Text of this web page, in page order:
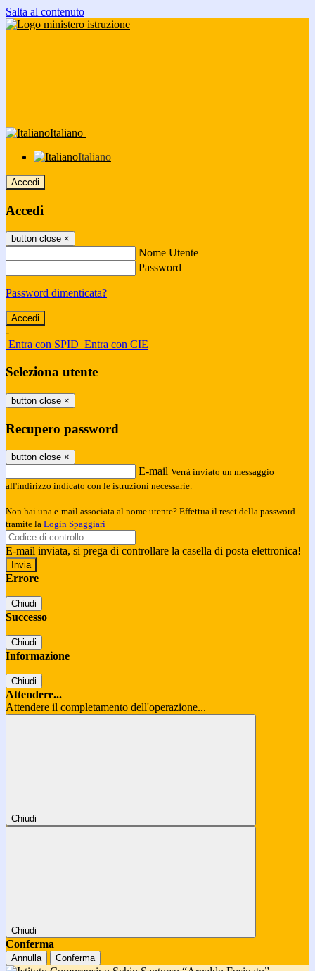
Salta al contenuto
Italiano
Italiano
Accedi
Accedi
button close ×
Nome Utente
Password
Password dimenticata?
-
Entra con SPID Entra con CIE
Seleziona utente
button close ×
Recupero password
button close ×
E-mail Verrà inviato un messaggio
all'indirizzo indicato con le istruzioni necessarie.
Non hai una e-mail associata al nome utente? Effettua il reset della password
tramite la Login Spaggiari
E-mail inviata, si prega di controllare la casella di posta elettronica!
Errore
Chiudi
Successo
Chiudi
Informazione
Chiudi
Attendere...
Attendere il completamento dell'operazione...
Chiudi
Chiudi
Conferma
Annulla Conferma